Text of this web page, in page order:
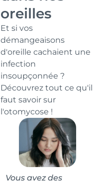
oreilles
Et si vos
démangeaisons
d'oreille cachaient une
infection
insoupçonnée ?
Découvrez tout ce qu'il
faut savoir sur
l'otomycose !
Vous avez des